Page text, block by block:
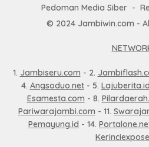
Pedoman Media Siber
© 2024 Jambiwin.com -
1. Jambiseru.com - 2.
4. Angsoduo.net- 5. Lajuberita.id
Esamesta.com - 8.
Pariwarajambi.com - 11.
Pemayung.id - 14.